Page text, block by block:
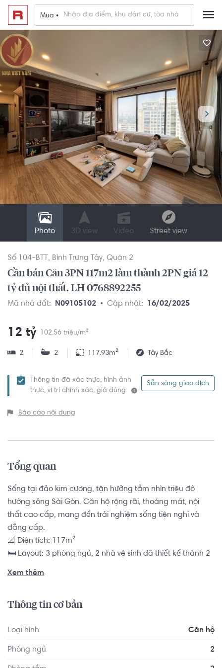
Mua •
Photo 3D view Video Street view
Số 104-BTT Bình Trưng Tây Quận 2
Cần bán Căn 3PN 117m2 làm thành 2PN giá 12
tỷ đủ nội thất. LH 0768892255
Mã nhà đất: N09105102 Cập nhật: 16/02/2025
12 tỷ 102.56 triệu/m²
2 2 117.93m² Tây Bắc
Thông tin đã xác thực, hình ảnh
thực, vị trí chính xác, giá đúng
Sẵn sàng giao dịch
Báo cáo nội dung
Tổng quan
Sống tại đảo kim cương, tận hưởng tầm nhìn triệu đô
hướng sông Sài Gòn. Căn hộ rộng rãi, thoáng mát, nội
thất cao cấp, mang đến trải nghiệm sống tiện nghi và
đẳng cấp.
📐 Diện tích: 117m²
🛏 Layout: 3 phòng ngủ, 2 nhà vệ sinh đã thiết kế thành 2
========
Live on Diamond Island and enjoy a million-dollar view of
the Saigon River. A spacious, well-ventilated apartment
Xem thêm
Thông tin cơ bản
Loại hình Căn hộ
Phòng ngủ 2